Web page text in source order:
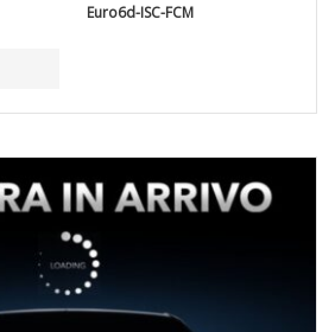
Euro6d-ISC-FCM